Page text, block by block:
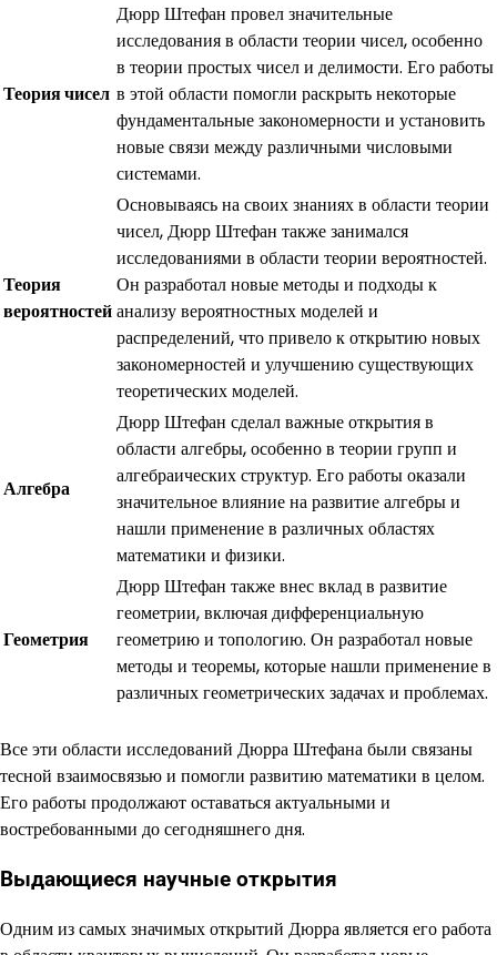
Теория чисел
Дюрр Штефан провел значительные
исследования в области теории чисел, особенно
в теории простых чисел и делимости. Его работы
в этой области помогли раскрыть некоторые
фундаментальные закономерности и установить
новые связи между различными числовыми
системами.
Теория
вероятностей
Основываясь на своих знаниях в области теории
чисел, Дюрр Штефан также занимался
исследованиями в области теории вероятностей.
Он разработал новые методы и подходы к
анализу вероятностных моделей и
распределений, что привело к открытию новых
закономерностей и улучшению существующих
теоретических моделей.
Алгебра
Дюрр Штефан сделал важные открытия в
области алгебры, особенно в теории групп и
алгебраических структур. Его работы оказали
значительное влияние на развитие алгебры и
нашли применение в различных областях
математики и физики.
Геометрия
Дюрр Штефан также внес вклад в развитие
геометрии, включая дифференциальную
геометрию и топологию. Он разработал новые
методы и теоремы, которые нашли применение в
различных геометрических задачах и проблемах.
Все эти области исследований Дюрра Штефана были связаны
тесной взаимосвязью и помогли развитию математики в целом.
Его работы продолжают оставаться актуальными и
востребованными до сегодняшнего дня.
Выдающиеся научные открытия
Одним из самых значимых открытий Дюрра является его работа